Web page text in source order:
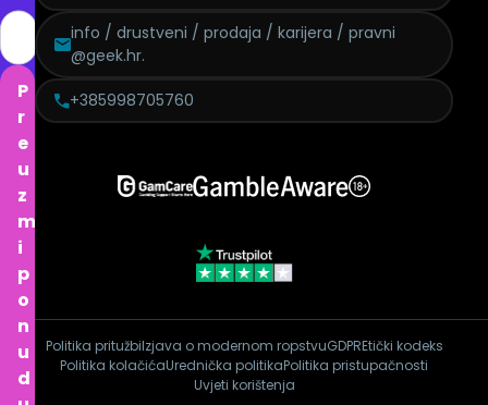
P
r
e
u
z
m
i
p
o
n
u
d
info / drustveni / prodaja / karijera / pravni
@geek.hr.
+385998705760
Politika pritužbiIzjava o modernom ropstvuGDPREtički kodeks
Politika kolačićaUrednička politikaPolitika pristupačnosti
Uvjeti korištenja